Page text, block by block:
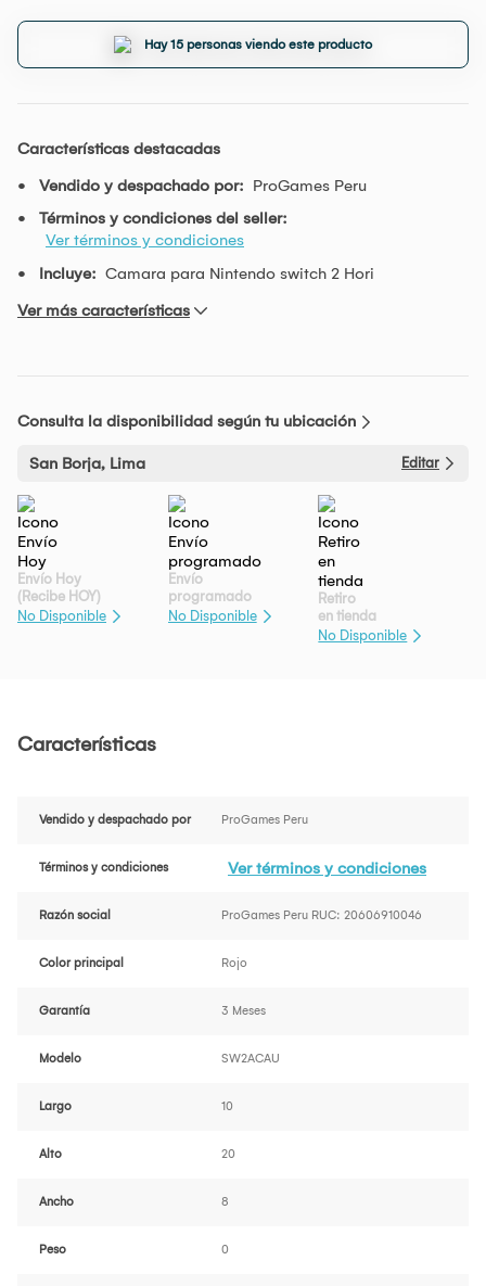
Hay 15 personas viendo este producto
Características destacadas
Vendido y despachado por: ProGames Peru
Términos y condiciones del seller:
Ver términos y condiciones
Incluye: Camara para Nintendo switch 2 Hori
Ver más características
Consulta la disponibilidad según tu ubicación
San Borja, Lima Editar
Envío Hoy
(Recibe HOY)
No Disponible
Envío
programado
No Disponible
Retiro
en tienda
No Disponible
Características
Vendido y despachado por ProGames Peru
Términos y condiciones Ver términos y condiciones
Razón social ProGames Peru RUC: 20606910046
Color principal Rojo
Garantía 3 Meses
Modelo SW2ACAU
Largo 10
Alto 20
Ancho 8
Peso 0